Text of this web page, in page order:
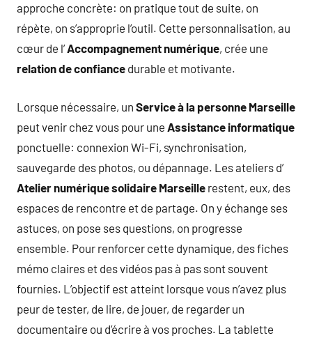
approche concrète: on pratique tout de suite, on
répète, on s’approprie l’outil. Cette personnalisation, au
cœur de l’Accompagnement numérique, crée une
relation de confiance durable et motivante.
Lorsque nécessaire, un Service à la personne Marseille
peut venir chez vous pour une Assistance informatique
ponctuelle: connexion Wi-Fi, synchronisation,
sauvegarde des photos, ou dépannage. Les ateliers d’
Atelier numérique solidaire Marseille restent, eux, des
espaces de rencontre et de partage. On y échange ses
astuces, on pose ses questions, on progresse
ensemble. Pour renforcer cette dynamique, des fiches
mémo claires et des vidéos pas à pas sont souvent
fournies. L’objectif est atteint lorsque vous n’avez plus
peur de tester, de lire, de jouer, de regarder un
documentaire ou d’écrire à vos proches. La tablette